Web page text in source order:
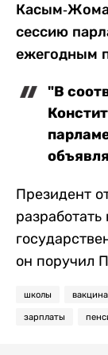
Касым-
сессию
ежегодным
"В
Президент
он поручил
школы
зарплаты